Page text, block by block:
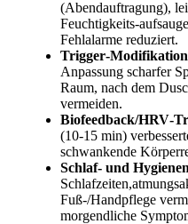
(Abendauftragung),‍
⁤Fehlalarme reduziert.
Anpassung scharfer
Raum, ⁤nach​ dem
vermeiden.
Biofeedback/
(10-15 min)
schwankende​
Schlaf- und
Fuß‑/Handpflege‍
morgendliche